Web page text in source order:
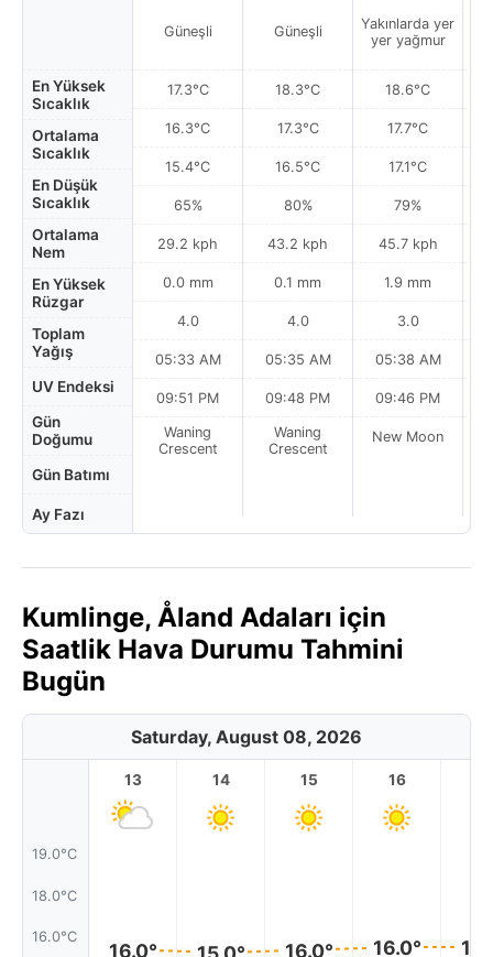
En Yüksek
Sıcaklık
Ortalama
Sıcaklık
En Düşük
Sıcaklık
Ortalama
Nem
En Yüksek
Rüzgar
Toplam
Yağış
UV Endeksi
Gün
Doğumu
Gün Batımı
Ay Fazı
Güneşli
17.3°C
16.3°C
15.4°C
65%
29.2 kph
0.0 mm
4.0
05:33 AM
09:51 PM
Waning
Crescent
Güneşli
18.3°C
17.3°C
16.5°C
80%
43.2 kph
0.1 mm
4.0
05:35 AM
09:48 PM
Waning
Crescent
Yakınlarda yer
yer yağmur
18.6°C
17.7°C
17.1°C
79%
45.7 kph
1.9 mm
3.0
05:38 AM
09:46 PM
New Moon
Kumlinge, Åland Adaları için
Saatlik Hava Durumu Tahmini
Bugün
Saturday, August 08, 2026
19.0°C
18.0°C
16.0°C
13
16.0°
14 15
16.0°
16
16.0°